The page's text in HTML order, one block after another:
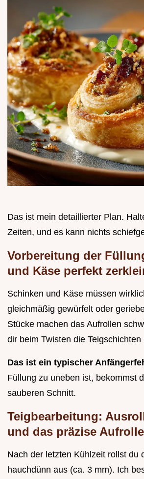
Das ist mein detaillierter Plan.
Zeiten, und es kann nichts
Vorbereitung der
und Käse perfekt
Schinken und Käse müssen
gleichmäßig gewürfelt oder
Stücke machen das Aufrollen
dir beim Twisten die Teigschichten
Das ist ein typischer
Füllung zu uneben ist, bekommst
sauberen Schnitt.
Teigbearbeitung:
und das präzise
Nach der letzten Kühlzeit rollst du
hauchdünn aus (ca. 3 mm). Ich